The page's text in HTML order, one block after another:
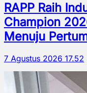
RAPP Raih
Champion
Menuju
7 Agustus 2026 17.52